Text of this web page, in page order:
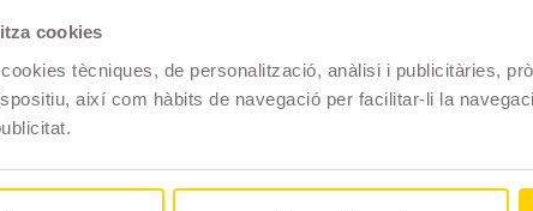
cookies
tècniques, de personalització, anàlisi i publicitàries,
així com hàbits de navegació per facilitar-li la
Estiu
No